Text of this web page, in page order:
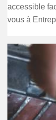
accessible
vous à